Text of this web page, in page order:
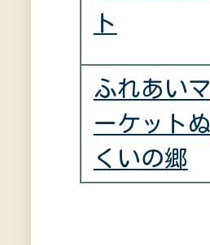
ト
ふれあいマ
ーケットぬ
くいの郷